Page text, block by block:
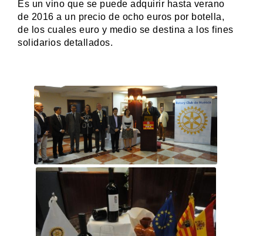
Es un vino que se puede adquirir hasta verano
de 2016 a un precio de ocho euros por botella,
de los cuales euro y medio se destina a los fines
solidarios detallados.